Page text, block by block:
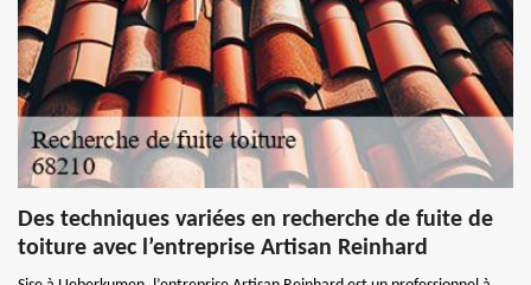
Des techniques variées en recherche de fuite de
toiture avec l’entreprise Artisan Reinhard